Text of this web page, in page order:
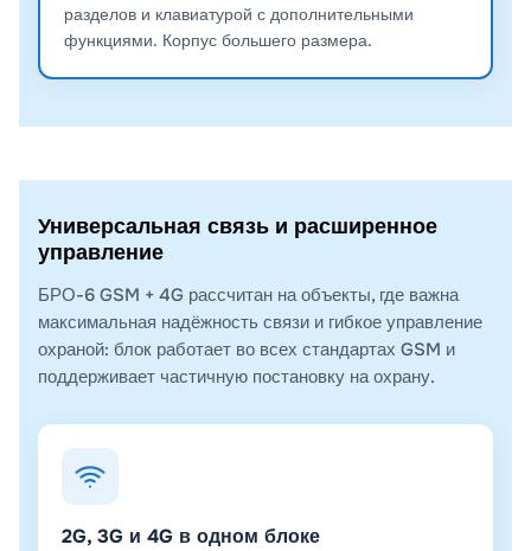
разделов и клавиатурой с дополнительными
функциями. Корпус большего размера.
Универсальная связь и расширенное
управление
БРО-6 GSM + 4G рассчитан на объекты, где важна
максимальная надёжность связи и гибкое управление
охраной: блок работает во всех стандартах GSM и
поддерживает частичную постановку на охрану.
2G, 3G и 4G в одном блоке